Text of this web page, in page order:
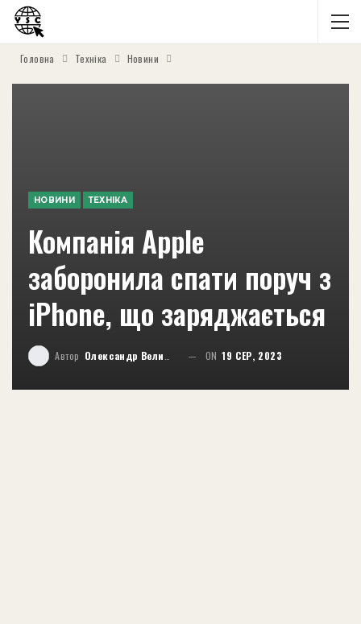
Головна Техніка Новини
НОВИНИ ТЕХНІКА
Компанія Apple
заборонила спати поруч з
iPhone, що заряджається
Автор Олександр Великий ON 19 СЕР, 2023